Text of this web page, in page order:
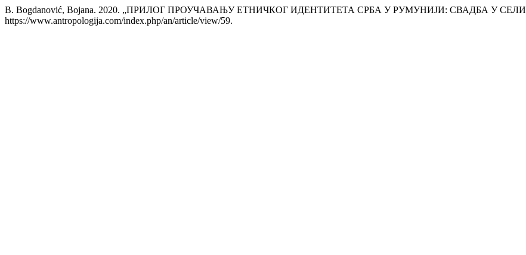
B. Bogdanović, Bojana. 2020. „ПРИЛОГ ПРОУЧАВАЊУ ЕТНИЧКОГ ИДЕНТИТЕТА СРБА У РУМУНИЈИ: СВАДБА У
https://www.antropologija.com/index.php/an/article/view/59.